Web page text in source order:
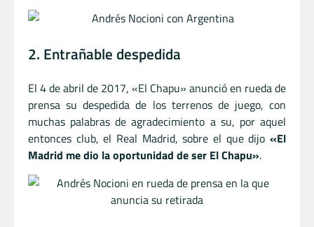
2. Entrañable despedida
El 4 de abril de 2017, «El Chapu» anunció en rueda de
prensa su despedida de los terrenos de juego, con
muchas palabras de agradecimiento a su, por aquel
entonces club, el Real Madrid, sobre el que dijo «El
Madrid me dio la oportunidad de ser El Chapu».